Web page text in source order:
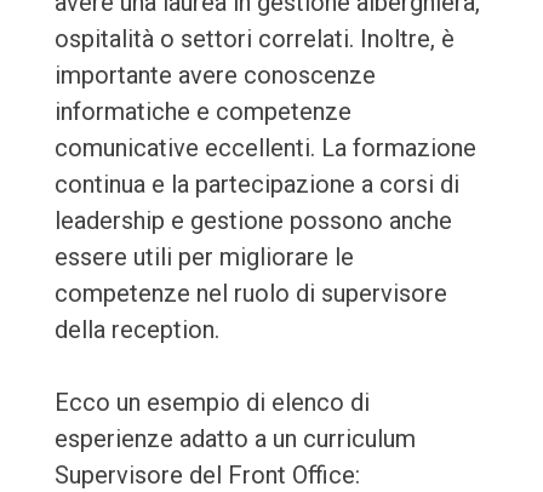
ospitalità o settori correlati. Inoltre, è
importante avere conoscenze
informatiche e competenze
comunicative eccellenti. La formazione
continua e la partecipazione a corsi di
leadership e gestione possono anche
essere utili per migliorare le
competenze nel ruolo di supervisore
della reception.
Ecco un esempio di elenco di
esperienze adatto a un curriculum
Supervisore del Front Office: